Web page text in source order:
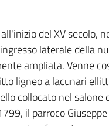
del XV
laterale della
ampliata. Venne
ligneo a lacunari
collocato nel
il parroco